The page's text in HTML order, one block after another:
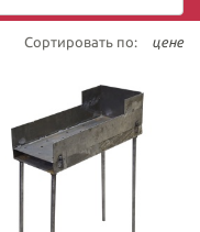
Сортировать по: цене